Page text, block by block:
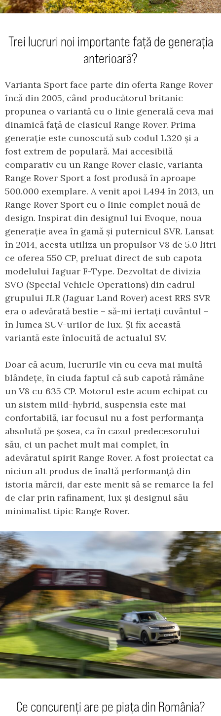
Trei lucruri noi importante față de generația
anterioară?
Varianta Sport face parte din oferta Range Rover
încă din 2005, când producătorul britanic
propunea o variantă cu o linie generală ceva mai
dinamică față de clasicul Range Rover. Prima
generație este cunoscută sub codul L320 și a
fost extrem de populară. Mai accesibilă
comparativ cu un Range Rover clasic, varianta
Range Rover Sport a fost produsă în aproape
500.000 exemplare. A venit apoi L494 în 2013, un
Range Rover Sport cu o linie complet nouă de
design. Inspirat din designul lui Evoque, noua
generație avea în gamă și puternicul SVR. Lansat
în 2014, acesta utiliza un propulsor V8 de 5.0 litri
ce oferea 550 CP, preluat direct de sub capota
modelului Jaguar F-Type. Dezvoltat de divizia
SVO (Special Vehicle Operations) din cadrul
grupului JLR (Jaguar Land Rover) acest RRS SVR
era o adevărată bestie – să-mi iertați cuvântul –
în lumea SUV-urilor de lux. Și fix această
variantă este înlocuită de actualul SV.
Doar că acum, lucrurile vin cu ceva mai multă
blândețe, în ciuda faptul că sub capotă rămâne
un V8 cu 635 CP. Motorul este acum echipat cu
un sistem mild-hybrid, suspensia este mai
confortabilă, iar focusul nu a fost performanța
absolută pe șosea, ca în cazul predecesorului
său, ci un pachet mult mai complet, în
adevăratul spirit Range Rover. A fost proiectat ca
niciun alt produs de înaltă performanță din
istoria mărcii, dar este menit să se remarce la fel
de clar prin rafinament, lux și designul său
minimalist tipic Range Rover.
Ce concurenți are pe piața din România?